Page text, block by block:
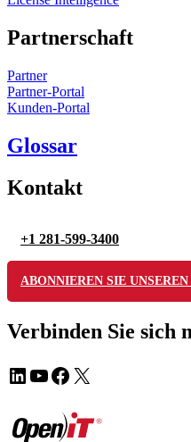
Partnerschaft
Partner
Partner-Portal
Kunden-Portal
Glossar
Kontakt
+1 281-599-3400
ABONNIEREN SIE
Verbinden Sie sich